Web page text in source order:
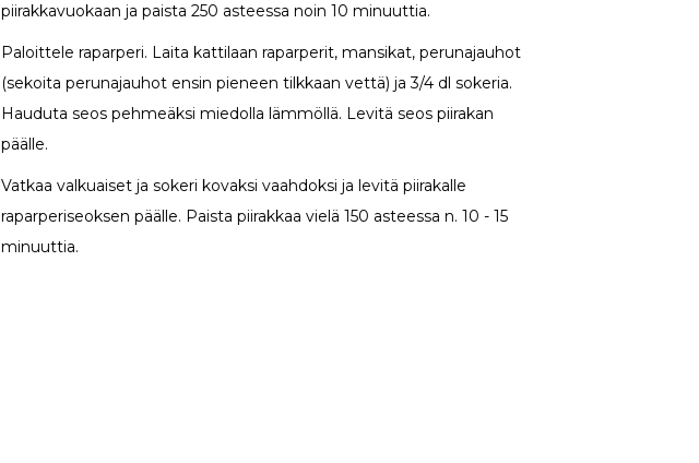
piirakkavuokaan ja paista 250 asteessa noin 10 minuuttia.
Paloittele raparperi. Laita kattilaan raparperit, mansikat, perunajauhot
(sekoita perunajauhot ensin pieneen tilkkaan vettä) ja 3/4 dl sokeria.
Hauduta seos pehmeäksi miedolla lämmöllä. Levitä seos piirakan
päälle.
Vatkaa valkuaiset ja sokeri kovaksi vaahdoksi ja levitä piirakalle
raparperiseoksen päälle. Paista piirakkaa vielä 150 asteessa n. 10 - 15
minuuttia.